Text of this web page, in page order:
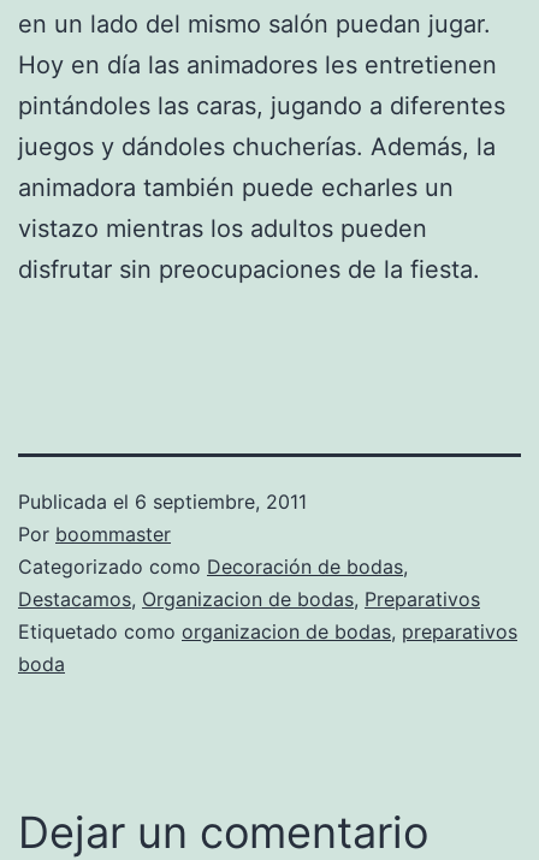
en un lado del mismo salón puedan jugar.
Hoy en día las animadores les entretienen
pintándoles las caras, jugando a diferentes
juegos y dándoles chucherías. Además, la
animadora también puede echarles un
vistazo mientras los adultos pueden
disfrutar sin preocupaciones de la fiesta.
Publicada el 6 septiembre, 2011
Por boommaster
Categorizado como Decoración de bodas,
Destacamos, Organizacion de bodas, Preparativos
Etiquetado como organizacion de bodas, preparativos
boda
Dejar un comentario